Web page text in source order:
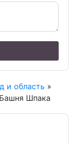
и область »
Шпака